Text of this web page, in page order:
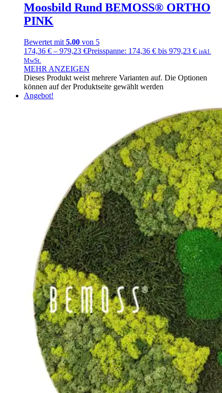
Moosbild Rund BEMOSS® ORTHO
PINK
Bewertet mit 5.00 von 5
174,36 € – 979,23 €Preisspanne: 174,36 € bis 979,23 € inkl.
MwSt.
MEHR ANZEIGEN
Dieses Produkt weist mehrere Varianten auf. Die Optionen
können auf der Produktseite gewählt werden
Angebot!